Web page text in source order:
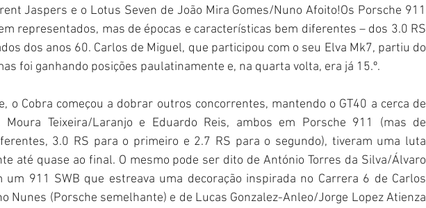
Jaspers e o Lotus Seven de João Mira Gomes/Nuno Afoito!Os Porsche 911
representados, mas de épocas e características bem diferentes – dos 3.0 RS
dos anos 60. Carlos de Miguel, que participou com o seu Elva Mk7, partiu do
foi ganhando posições paulatinamente e, na quarta volta, era já 15.º.
o Cobra começou a dobrar outros concorrentes, mantendo o GT40 a cerca de
Moura Teixeira/Laranjo e Eduardo Reis, ambos em Porsche 911 (mas de
3.0 RS para o primeiro e 2.7 RS para o segundo), tiveram uma luta
até quase ao final. O mesmo pode ser dito de António Torres da Silva/Álvaro
um 911 SWB que estreava uma decoração inspirada no Carrera 6 de Carlos
Nunes (Porsche semelhante) e de Lucas Gonzalez-Anleo/Jorge Lopez Atienza